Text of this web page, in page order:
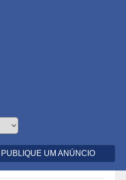
PUBLIQUE UM ANÚNCIO